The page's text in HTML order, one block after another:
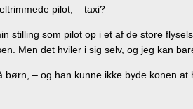
pilot, – taxi?
stilling som pilot op i et af de store
Men det hviler i sig selv, og jeg kan
børn, – og han kunne ikke byde konen